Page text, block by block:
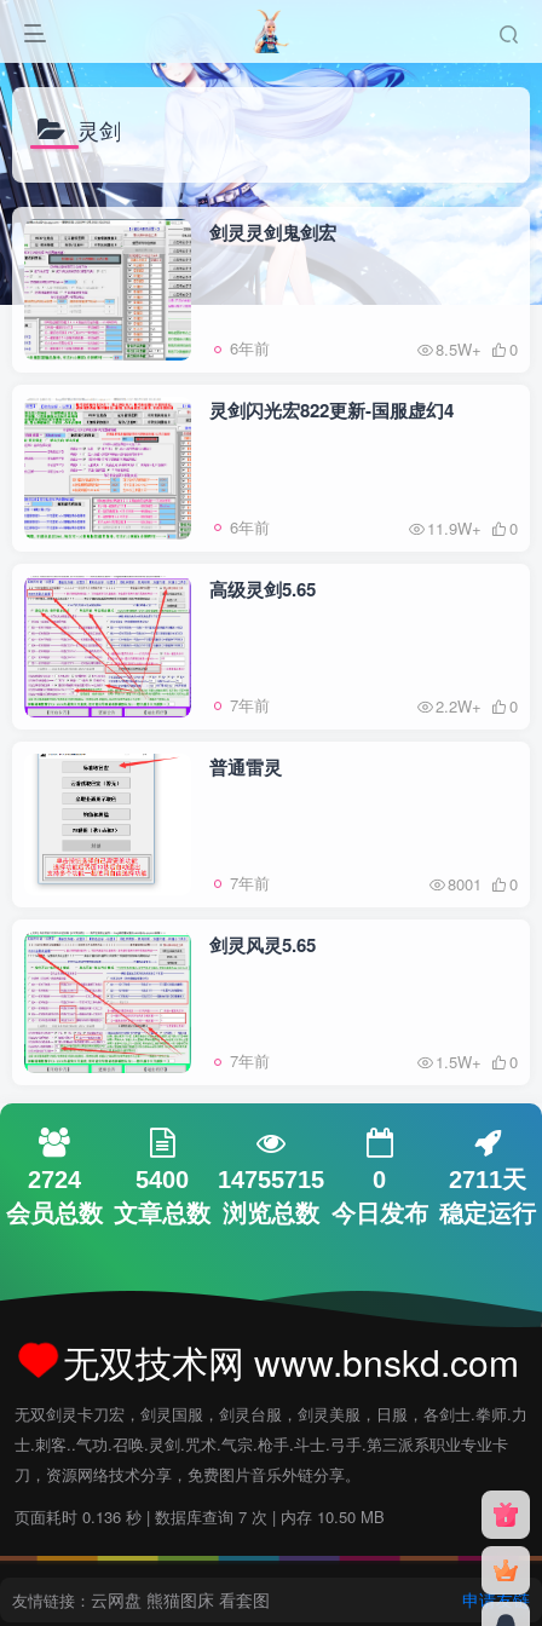
灵剑
剑灵灵剑鬼剑宏
6年前 8.5W+ 0
灵剑闪光宏822更新-国服虚幻4
6年前 11.9W+ 0
高级灵剑5.65
7年前 2.2W+ 0
普通雷灵
7年前 8001 0
剑灵风灵5.65
7年前 1.5W+ 0
2724
会员总数
5400
文章总数
14755715
浏览总数
0
今日发布
2711天
稳定运行
无双技术网 www.bnskd.com
无双剑灵卡刀宏，剑灵国服，剑灵台服，剑灵美服，日服，各剑士.拳师.力
士.刺客..气功.召唤.灵剑.咒术.气宗.枪手.斗士.弓手.第三派系职业专业卡
刀，资源网络技术分享，免费图片音乐外链分享。
页面耗时 0.136 秒 | 数据库查询 7 次 | 内存 10.50 MB
友情链接： 云网盘 熊猫图床 看套图 申请友链